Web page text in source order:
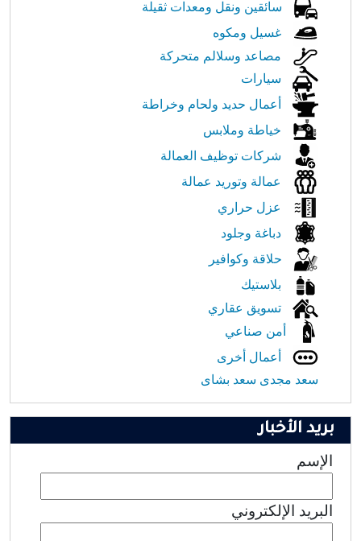
سائقين ونقل ومعدات ثقيلة
غسيل ومكوه
مصاعد وسلالم متحركة
سيارات
أعمال حديد ولحام وخراطة
خياطة وملابس
شركات توظيف العمالة
عمالة وتوريد عمالة
عزل حراري
دباغة وجلود
حلاقة وكوافير
بلاستيك
تسويق عقاري
أمن صناعي
أعمال أخرى
سعد مجدى سعد بشاى
بريد الأخبار
الإسم
البريد الإلكتروني